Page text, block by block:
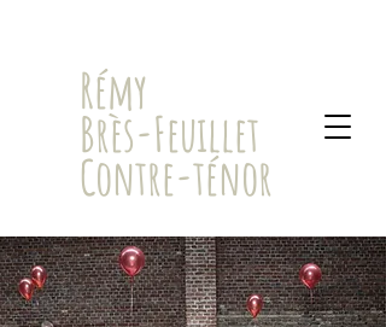
​Rémy
Brès-Feuillet
Contre-ténor